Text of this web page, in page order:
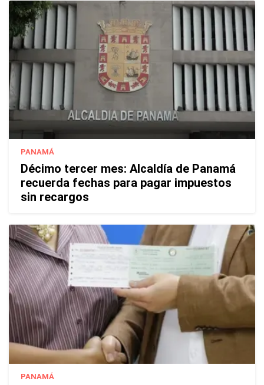
PANAMÁ
Décimo tercer mes: Alcaldía de Panamá
recuerda fechas para pagar impuestos
sin recargos
PANAMÁ